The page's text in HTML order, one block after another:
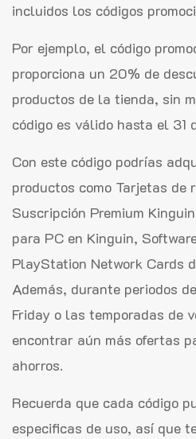
incluidos los códigos
Por ejemplo, el código
proporciona un 20% de
productos de la tienda, sin
código es válido hasta el 31
Con este código podrías
productos como Tarjetas de
Suscripción Premium
para PC en Kinguin,
PlayStation Network Cards
Además, durante periodos
Friday o las temporadas de
encontrar aún más ofertas
ahorros.
Recuerda que cada código
especificas de uso, así que